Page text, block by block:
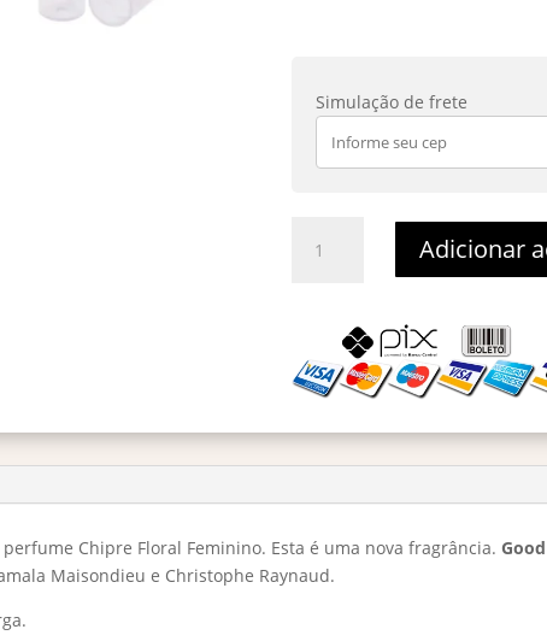
Simulação de frete
Girl
Parfum
Adicionar
Chipre Floral Feminino. Esta é uma nova fragrância.
Maisondieu e Christophe Raynaud.